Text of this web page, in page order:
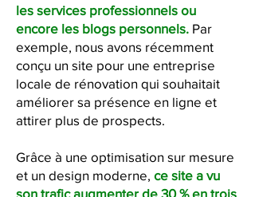
les services professionnels ou
encore les blogs personnels. Par
exemple, nous avons récemment
conçu un site pour une entreprise
locale de rénovation qui souhaitait
améliorer sa présence en ligne et
attirer plus de prospects.
Grâce à une optimisation sur mesure
et un design moderne, ce site a vu
son trafic augmenter de 30 % en trois